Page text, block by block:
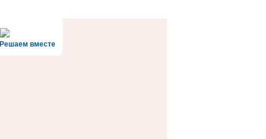
Решаем вместе